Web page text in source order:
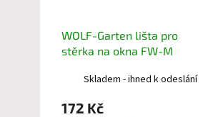
WOLF-Garten lišta pro
stěrka na okna FW-M
Skladem - ihned k odeslání
172 Kč